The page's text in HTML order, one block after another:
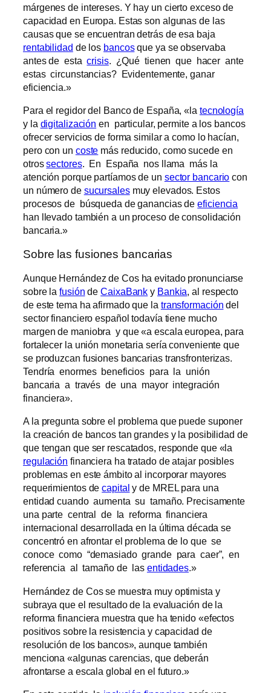
márgenes de intereses. Y hay un cierto exceso de
capacidad en Europa. Estas son algunas de las
causas que se encuentran detrás de esa baja
rentabilidad de los bancosque ya se observaba
antes de estacrisis. ¿Qué tienen que hacer ante
estas circunstancias? Evidentemente, ganar
eficiencia.»
Para el regidor del Banco de España, «la tecnología
y la digitalización en particular, permite a los bancos
ofrecer servicios de forma similar a como lo hacían,
pero con un coste más reducido, como sucede en
otrossectores. En España nos llama más la
atención porque partíamos de un sector bancario con
un número de sucursalesmuy elevados. Estos
procesos de búsqueda de ganancias deeficiencia
han llevado también a un proceso de consolidación
bancaria.»
Sobre las fusiones bancarias
Aunque Hernández de Cos ha evitado pronunciarse
sobre lafusión deCaixaBank y Bankia, al respecto
de este tema ha afirmado que la transformación del
sector financiero español todavía tiene mucho
margen de maniobra y que «a escala europea, para
fortalecer la unión monetaria sería conveniente que
se produzcan fusiones bancarias transfronterizas.
Tendría enormes beneficios para la unión
bancaria a través de una mayor integración
financiera».
A la pregunta sobre el problema que puede suponer
la creación de bancos tan grandes y la posibilidad de
que tengan que ser rescatados, responde que «la
regulación financiera ha tratado de atajar posibles
problemas en este ámbito al incorporar mayores
requerimientos decapital y de MREL para una
entidad cuando aumenta su tamaño. Precisamente
una parte central de la reforma financiera
internacional desarrollada en la última década se
concentró en afrontar el problema de lo que se
conoce como “demasiado grande para caer”, en
referencia al tamaño de las entidades.»
Hernández de Cos se muestra muy optimista y
subraya que el resultado de la evaluación de la
reforma financiera muestra que ha tenido «efectos
positivos sobre la resistencia y capacidad de
resolución de los bancos», aunque también
menciona «algunas carencias, que deberán
afrontarse a escala global en el futuro.»